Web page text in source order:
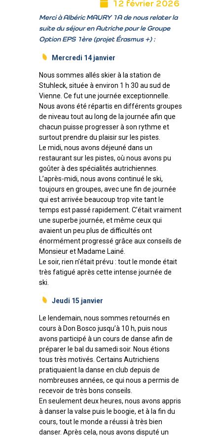
12 février 2026
Merci à Albéric MAURY 1A de nous relater la
suite du séjour en Autriche pour le Groupe
Option EPS 1ère (projet Érasmus +) :
Mercredi 14 janvier
Nous sommes allés skier à la station de
Stuhleck, située à environ 1 h 30 au sud de
Vienne. Ce fut une journée exceptionnelle.
Nous avons été répartis en différents groupes
de niveau tout au long de la journée afin que
chacun puisse progresser à son rythme et
surtout prendre du plaisir sur les pistes.
Le midi, nous avons déjeuné dans un
restaurant sur les pistes, où nous avons pu
goûter à des spécialités autrichiennes.
L’après-midi, nous avons continué le ski,
toujours en groupes, avec une fin de journée
qui est arrivée beaucoup trop vite tant le
temps est passé rapidement. C’était vraiment
une superbe journée, et même ceux qui
avaient un peu plus de difficultés ont
énormément progressé grâce aux conseils de
Monsieur et Madame Lainé.
Le soir, rien n’était prévu : tout le monde était
très fatigué après cette intense journée de
ski.
Jeudi 15 janvier
Le lendemain, nous sommes retournés en
cours à Don Bosco jusqu’à 10 h, puis nous
avons participé à un cours de danse afin de
préparer le bal du samedi soir. Nous étions
tous très motivés. Certains Autrichiens
pratiquaient la danse en club depuis de
nombreuses années, ce qui nous a permis de
recevoir de très bons conseils.
En seulement deux heures, nous avons appris
à danser la valse puis le boogie, et à la fin du
cours, tout le monde a réussi à très bien
danser. Après cela, nous avons disputé un